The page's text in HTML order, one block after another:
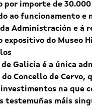
por importe de
ao funcionamento e
da Administración e á
expositivo do Museo
Galicia é a única
do Concello de Cervo,
na que
testemuñas máis